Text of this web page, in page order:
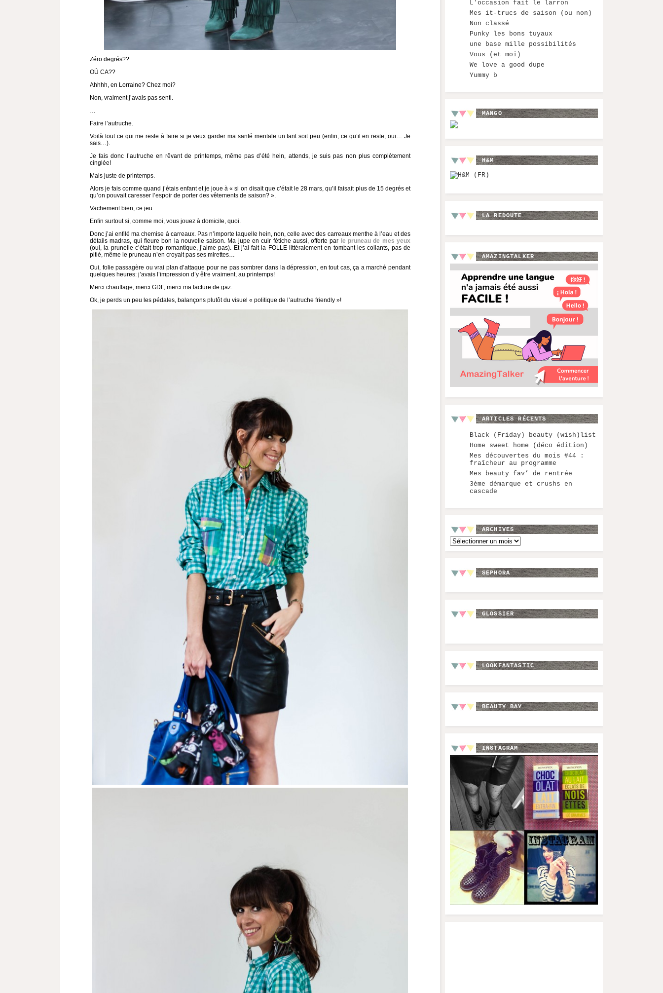
Zéro degrés??
OÙ CA??
Ahhhh, en Lorraine? Chez moi?
Non, vraiment j’avais pas senti.
…
Faire l’autruche.
Voilà tout ce qui me reste à faire si je veux garder ma santé mentale un tant soit peu (enfin, ce qu’il en reste, oui… Je
sais…).
Je fais donc l’autruche en rêvant de printemps, même pas d’été hein, attends, je suis pas non plus complètement
cinglée!
Mais juste de printemps.
Alors je fais comme quand j’étais enfant et je joue à « si on disait que c’était le 28 mars, qu’il faisait plus de 15 degrés et
qu’on pouvait caresser l’espoir de porter des vêtements de saison? ».
Vachement bien, ce jeu.
Enfin surtout si, comme moi, vous jouez à domicile, quoi.
Donc j’ai enfilé ma chemise à carreaux. Pas n’importe laquelle hein, non, celle avec des carreaux menthe à l’eau et des
détails madras, qui fleure bon la nouvelle saison. Ma jupe en cuir fétiche aussi, offerte par le pruneau de mes yeux
(oui, la prunelle c’était trop romantique, j’aime pas). Et j’ai fait la FOLLE littéralement en tombant les collants, pas de
pitié, même le pruneau n’en croyait pas ses mirettes…
Oui, folie passagère ou vrai plan d’attaque pour ne pas sombrer dans la dépression, en tout cas, ça a marché pendant
quelques heures: j’avais l’impression d’y être vraiment, au printemps!
Merci chauffage, merci GDF, merci ma facture de gaz.
Ok, je perds un peu les pédales, balançons plutôt du visuel « politique de l’autruche friendly »!
L'occasion fait le larron
Mes it-trucs de saison (ou non)
Non classé
Punky les bons tuyaux
une base mille possibilités
Vous (et moi)
We love a good dupe
Yummy b
MANGO
H&M
LA REDOUTE
AMAZINGTALKER
ARTICLES RÉCENTS
Black (Friday) beauty (wish)list
Home sweet home (déco édition)
Mes découvertes du mois #44 :
fraîcheur au programme
Mes beauty fav’ de rentrée
3ème démarque et crushs en
cascade
ARCHIVES
Archives
SEPHORA
GLOSSIER
LOOKFANTASTIC
BEAUTY BAY
INSTAGRAM